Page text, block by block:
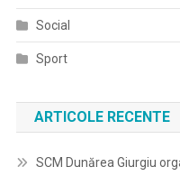
Social
Sport
ARTICOLE RECENTE
SCM Dunărea Giurgiu